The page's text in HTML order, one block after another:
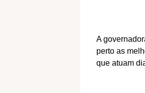
A
perto as
que atuam